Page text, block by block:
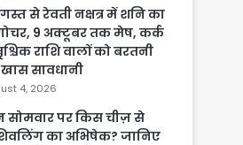
से रेवती नक्षत्र में शनि का
9 अक्टूबर तक मेष, कर्क
राशि वालों को बरतनी
खास सावधानी
4, 2026
सोमवार पर किस चीज़ से
का अभिषेक? जानिए